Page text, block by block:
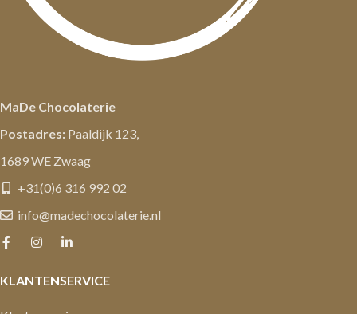
MaDe Chocolaterie
Postadres: Paaldijk 123,
1689 WE Zwaag
+31(0)6 316 992 02
info@madechocolaterie.nl
KLANTENSERVICE